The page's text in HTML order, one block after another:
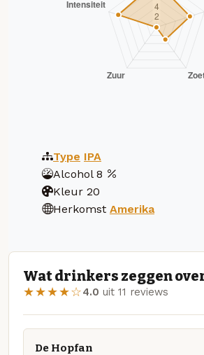
Type IPA
Alcohol 8
Kleur 20
Herkomst Amerika
Wat drinkers zeggen
★★★★☆4.0 uit 11 reviews
De Hopfan